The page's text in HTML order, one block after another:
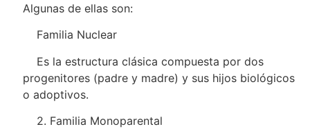
Algunas de ellas son:
Familia Nuclear
Es la estructura clásica compuesta por dos
progenitores (padre y madre) y sus hijos biológicos
o adoptivos.
2. Familia Monoparental